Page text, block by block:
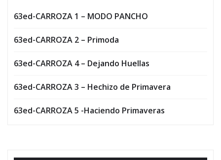
63ed-CARROZA 1 – MODO PANCHO
63ed-CARROZA 2 – Primoda
63ed-CARROZA 4 – Dejando Huellas
63ed-CARROZA 3 – Hechizo de Primavera
63ed-CARROZA 5 -Haciendo Primaveras